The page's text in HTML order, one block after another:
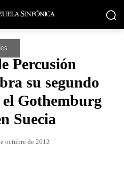
Percusión
su segundo
Gothemburg
Suecia
octubre de 2012